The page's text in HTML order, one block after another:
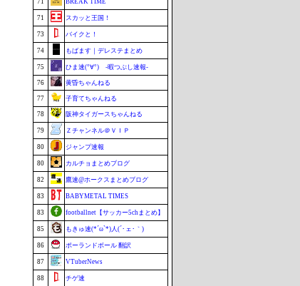
71 BREAK TIME
71 スカッと王国！
73 バイクと！
74 もばます｜デレステまとめ
75 ひま速(°∀°) -暇つぶし速報-
76 黄昏ちゃんねる
77 子育てちゃんねる
78 阪神タイガースちゃんねる
79 Ｚチャンネル＠ＶＩＰ
80 ジャンプ速報
80 カルチョまとめブログ
82 鷹速@ホークスまとめブログ
83 BABYMETAL TIMES
83 footballnet【サッカー5chまとめ】
85 もきゅ速(*´ω`*)人(´･ェ･｀)
86 ポーランドボール 翻訳
87 VTuberNews
88 チゲ速